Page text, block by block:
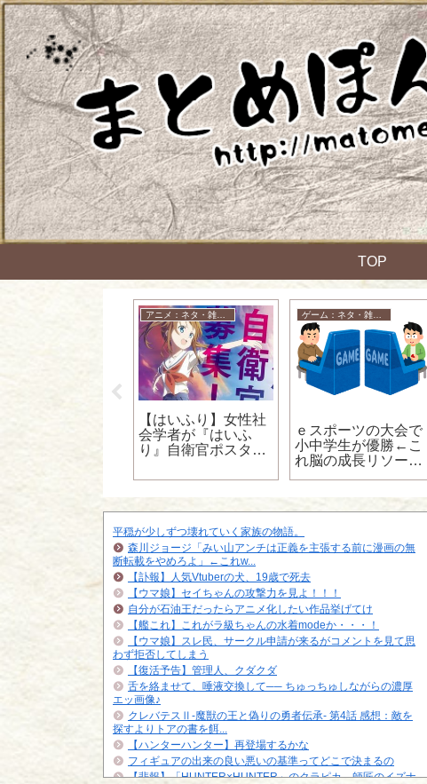
TOP
【はいふり】女性社
会学者が『はいふ
り』自衛官ポスター
ｗｗｗｗｗｗ
ｅスポーツの大会で
小中学生が優勝←こ
れ脳の成長リソース
平穏が少しずつ壊れていく家族の物語。
森川ジョージ「みい山アンチは正義を主張する前に漫画の無
断転載をやめろよ」←これw...
【訃報】人気Vtuberの犬、19歳で死去
【ウマ娘】セイちゃんの攻撃力を見よ！！！
自分が石油王だったらアニメ化したい作品挙げてけ
【艦これ】これがラ級ちゃんの水着modeか・・・！
【ウマ娘】スレ民、サークル申請が来るがコメントを見て思
わず拒否してしまう
【復活予告】管理人、クダクダ
舌を絡ませて、唾液交換して── ちゅっちゅしながらの濃厚
エッ画像♪
クレバテスⅡ-魔獣の王と偽りの勇者伝承- 第4話 感想：敵を
探すよりトアの書を餌...
【ハンターハンター】再登場するかな
フィギュアの出来の良い悪いの基準ってどこで決まるの
【悲報】「HUNTER×HUNTER」のクラピカ、師匠のイズナ